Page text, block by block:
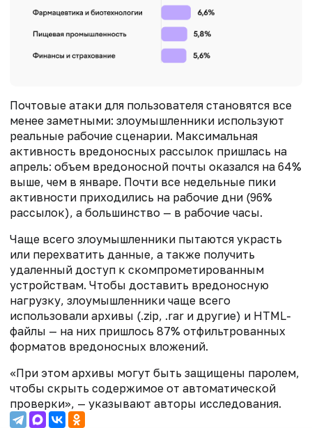
Почтовые атаки для пользователя становятся все
менее заметными: злоумышленники используют
реальные рабочие сценарии. Максимальная
активность вредоносных рассылок пришлась на
апрель: объем вредоносной почты оказался на 64%
выше, чем в январе. Почти все недельные пики
активности приходились на рабочие дни (96%
рассылок), а большинство — в рабочие часы.
Чаще всего злоумышленники пытаются украсть
или перехватить данные, а также получить
удаленный доступ к скомпрометированным
устройствам. Чтобы доставить вредоносную
нагрузку, злоумышленники чаще всего
использовали архивы (.zip, .rar и другие) и HTML-
файлы — на них пришлось 87% отфильтрованных
форматов вредоносных вложений.
«При этом архивы могут быть защищены паролем,
чтобы скрыть содержимое от автоматической
проверки», — указывают авторы исследования.